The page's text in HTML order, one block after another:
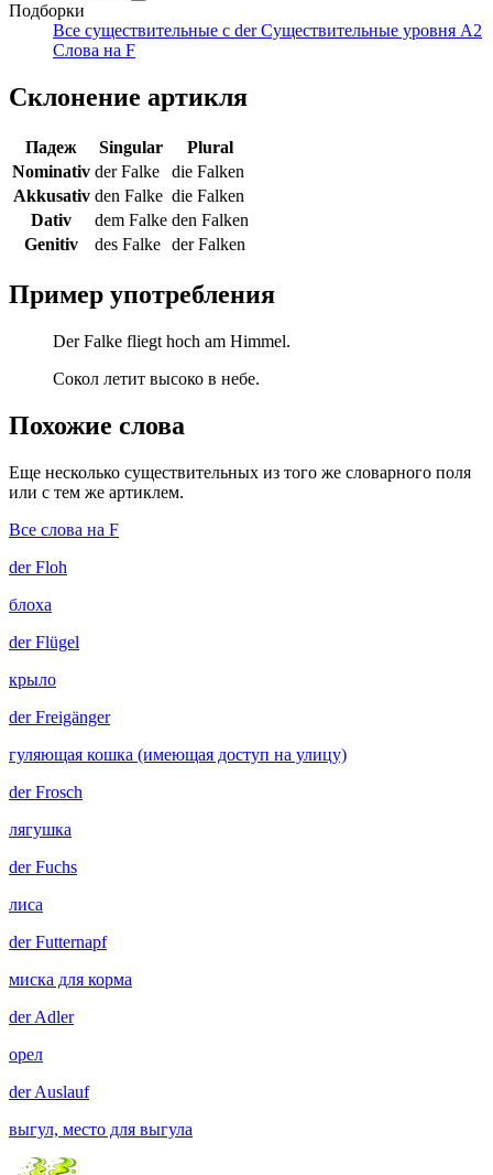
Подборки
Все существительные с derСуществительные уровня A2
Слова на F
Склонение артикля
Падеж Singular
Plural
Nominativ der Falke
die Falken
Akkusativ den Falke die Falken
Dativ
dem Falke den Falken
Genitiv
des Falke der Falken
Пример употребления
Der Falke fliegt hoch am Himmel.
Сокол летит высоко в небе.
Похожие слова
Еще несколько существительных из того же словарного поля
или с тем же артиклем.
Все слова на F
derFloh
блоха
derFlügel
крыло
derFreigänger
гуляющая кошка (имеющая доступ на улицу)
derFrosch
лягушка
derFuchs
лиса
derFutternapf
миска для корма
derAdler
орел
derAuslauf
выгул, место для выгула